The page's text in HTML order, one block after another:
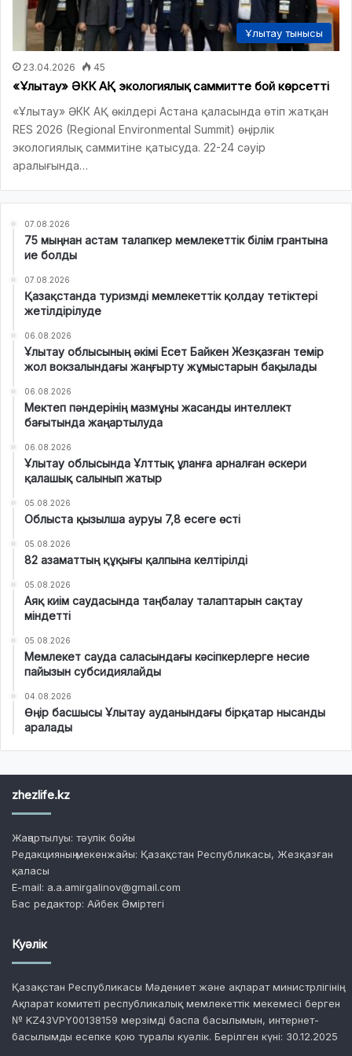
Ұлытау тынысы
23.04.2026 45
«Ұлытау» ӘКК АҚ экологиялық саммитте бой көрсетті
«Ұлытау» ӘКК АҚ өкілдері Астана қаласында өтіп жатқан
RES 2026 (Regional Environmental Summit) өңірлік
экологиялық саммитіне қатысуда. 22-24 сәуір
аралығында…
07.08.2026
75 мыңнан астам талапкер мемлекеттік білім грантына
ие болды
07.08.2026
Қазақстанда туризмді мемлекеттік қолдау тетіктері
жетілдірілуде
06.08.2026
Ұлытау облысының әкімі Есет Байкен Жезқазған темір
жол вокзалындағы жаңғырту жұмыстарын бақылады
06.08.2026
Мектеп пәндерінің мазмұны жасанды интеллект
бағытында жаңартылуда
06.08.2026
Ұлытау облысында Ұлттық ұланға арналған әскери
қалашық салынып жатыр
05.08.2026
Облыста қызылша ауруы 7,8 есеге өсті
05.08.2026
82 азаматтың құқығы қалпына келтірілді
05.08.2026
Аяқ киім саудасында таңбалау талаптарын сақтау
міндетті
05.08.2026
Мемлекет сауда саласындағы кәсіпкерлерге несие
пайызын субсидиялайды
04.08.2026
Өңір басшысы Ұлытау ауданындағы бірқатар нысанды
аралады
zhezlife.kz
Жаңартылуы: тәулік бойы
Редакцияның мекенжайы: Қазақстан Республикасы, Жезқазған
қаласы
E-mail: a.a.amirgalinov@gmail.com
Бас редактор: Айбек Әміртегі
Куәлік
Қазақстан Республикасы Мәдениет және ақпарат министрлігінің
Ақпарат комитеті республикалық мемлекеттік мекемесі берген
№ KZ43VPY00138159 мерзімді баспа басылымын, интернет-
басылымды есепке қою туралы куәлік. Берілген күні: 30.12.2025